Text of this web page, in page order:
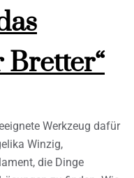
Werkzeug dafür
Winzig,
die Dinge